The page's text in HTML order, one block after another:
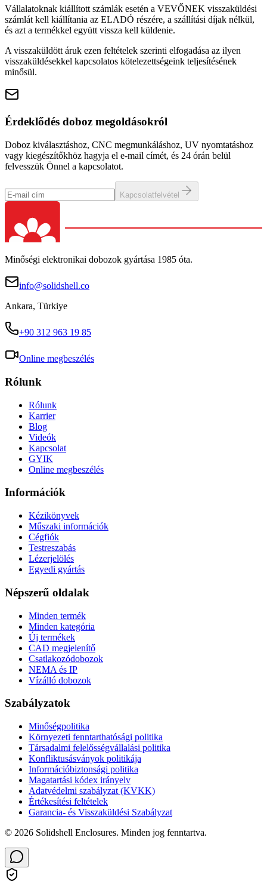
Vállalatoknak kiállított számlák esetén a VEVŐNEK visszaküldési
számlát kell kiállítania az ELADÓ részére, a szállítási díjak nélkül,
és azt a termékkel együtt vissza kell küldenie.
A visszaküldött áruk ezen feltételek szerinti elfogadása az ilyen
visszaküldésekkel kapcsolatos kötelezettségeink teljesítésének
minősül.
Érdeklődés doboz megoldásokról
Doboz kiválasztáshoz, CNC megmunkáláshoz, UV nyomtatáshoz
vagy kiegészítőkhöz hagyja el e-mail címét, és 24 órán belül
felvesszük Önnel a kapcsolatot.
Kapcsolatfelvétel
Minőségi elektronikai dobozok gyártása 1985 óta.
info@solidshell.co
Ankara, Türkiye
+90 312 963 19 85
Online megbeszélés
Rólunk
Rólunk
Karrier
Blog
Videók
Kapcsolat
GYIK
Online megbeszélés
Információk
Kézikönyvek
Műszaki információk
Cégfiók
Testreszabás
Lézerjelölés
Egyedi gyártás
Népszerű oldalak
Minden termék
Minden kategória
Új termékek
CAD megjelenítő
Csatlakozódobozok
NEMA és IP
Vízálló dobozok
Szabályzatok
Minőségpolitika
Környezeti fenntarthatósági politika
Társadalmi felelősségvállalási politika
Konfliktusásványok politikája
Információbiztonsági politika
Magatartási kódex irányelv
Adatvédelmi szabályzat (KVKK)
Értékesítési feltételek
Garancia- és Visszaküldési Szabályzat
© 2026 Solidshell Enclosures. Minden jog fenntartva.